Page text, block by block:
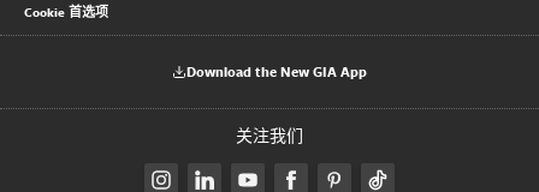
Cookie 首选项
Download the New GIA App
关注我们